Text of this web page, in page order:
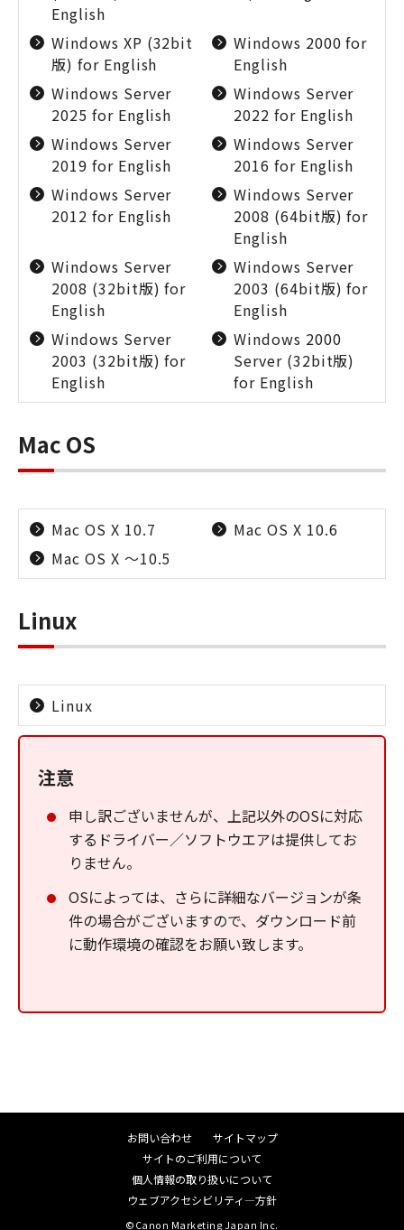
English
Windows XP (32bit
版) for English
Windows 2000 for
English
Windows Server
2025 for English
Windows Server
2022 for English
Windows Server
2019 for English
Windows Server
2016 for English
Windows Server
2012 for English
Windows Server
2008 (64bit版) for
English
Windows Server
2008 (32bit版) for
English
Windows Server
2003 (64bit版) for
English
Windows Server
2003 (32bit版) for
English
Windows 2000
Server (32bit版)
for English
Mac OS
Mac OS X 10.7
Mac OS X 10.6
Mac OS X ～10.5
Linux
Linux
注意
申し訳ございませんが、上記以外のOSに対応
するドライバー／ソフトウエアは提供してお
りません。
OSによっては、さらに詳細なバージョンが条
件の場合がございますので、ダウンロード前
に動作環境の確認をお願い致します。
お問い合わせ
サイトマップ
サイトのご利用について
個人情報の取り扱いについて
ウェブアクセシビリティ―方針
©Canon Marketing Japan Inc.